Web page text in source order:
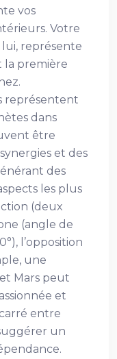
vos
Votre
représente
la première
représentent
dans
être
et des
des
les plus
(deux
(angle de
l’opposition
une
Mars peut
et
entre
un